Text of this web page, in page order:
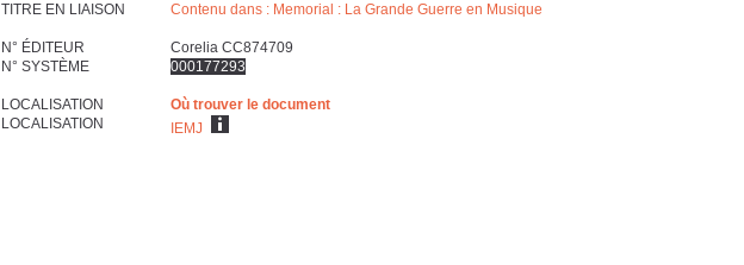
TITRE EN LIAISON Contenu dans : Memorial : La Grande Guerre en Musique
N° ÉDITEUR
Corelia CC874709
N° SYSTÈME
000177293
LOCALISATION
Où trouver le document
LOCALISATION
IEMJ